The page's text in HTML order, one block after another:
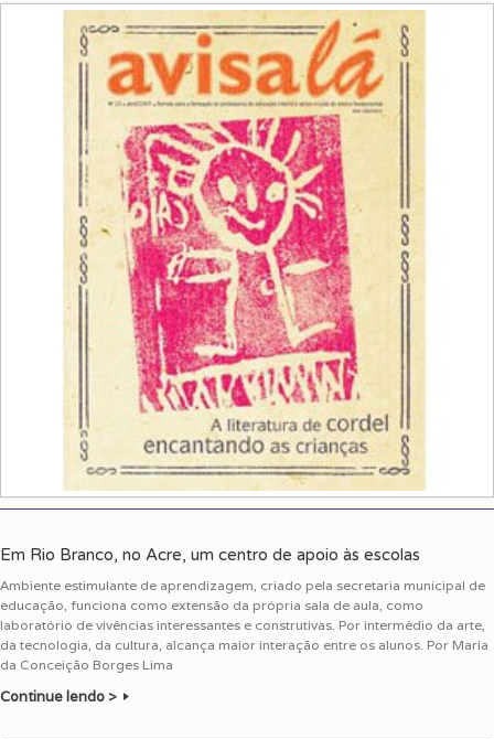
Em Rio Branco, no Acre, um centro de apoio às escolas
Ambiente estimulante de aprendizagem, criado pela secretaria municipal de
educação, funciona como extensão da própria sala de aula, como
laboratório de vivências interessantes e construtivas. Por intermédio da arte,
da tecnologia, da cultura, alcança maior interação entre os alunos. Por Maria
da Conceição Borges Lima
Continue lendo >